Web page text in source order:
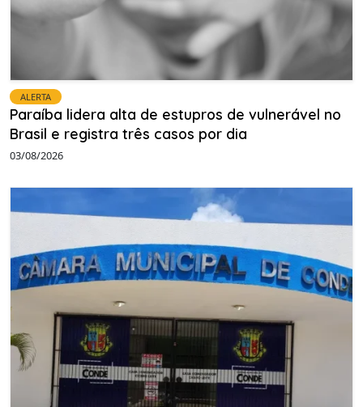
ALERTA
Paraíba lidera alta de estupros de vulnerável no
Brasil e registra três casos por dia
03/08/2026